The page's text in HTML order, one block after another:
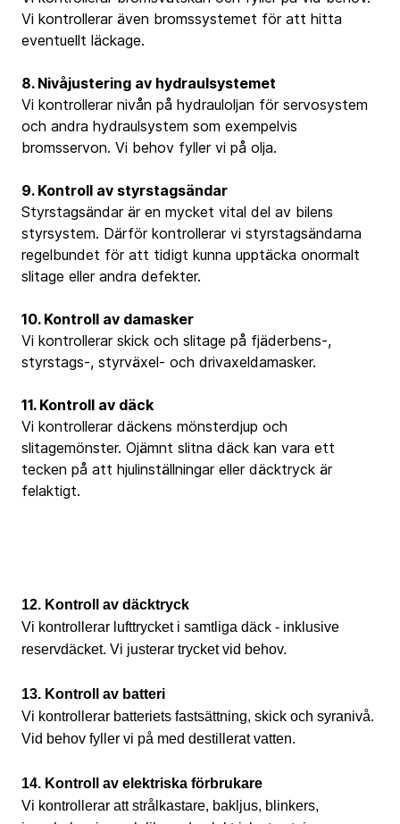
Vi kontrollerar även bromssystemet för att hitta
eventuellt läckage.
8. Nivåjustering av hydraulsystemet
Vi kontrollerar nivån på hydrauloljan för servosystem
och andra hydraulsystem som exempelvis
bromsservon. Vi behov fyller vi på olja.
9. Kontroll av styrstagsändar
Styrstagsändar är en mycket vital del av bilens
styrsystem. Därför kontrollerar vi styrstagsändarna
regelbundet för att tidigt kunna upptäcka onormalt
slitage eller andra defekter.
10. Kontroll av damasker
Vi kontrollerar skick och slitage på fjäderbens-,
styrstags-, styrväxel- och drivaxeldamasker.
11. Kontroll av däck
Vi kontrollerar däckens mönsterdjup och
slitagemönster. Ojämnt slitna däck kan vara ett
tecken på att hjulinställningar eller däcktryck är
felaktigt.
12. Kontroll av däcktryck
Vi kontrollerar lufttrycket i samtliga däck - inklusive
reservdäcket. Vi justerar trycket vid behov.
13. Kontroll av batteri
Vi kontrollerar batteriets fastsättning, skick och syranivå.
Vid behov fyller vi på med destillerat vatten.
14. Kontroll av elektriska förbrukare
Vi kontrollerar att strålkastare, bakljus, blinkers,